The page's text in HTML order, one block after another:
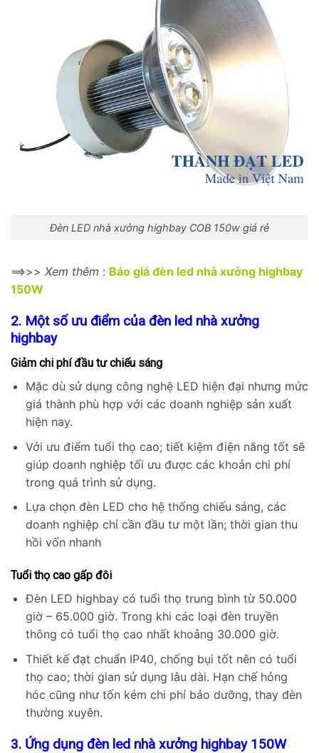
Đèn LED nhà xưởng highbay COB 150w giá rẻ
==>>> Xem thêm : Báo giá đèn led nhà xưởng highbay
150W
2. Một số ưu điểm của đèn led nhà xưởng
highbay
Giảm chi phí đầu tư chiếu sáng
Mặc dù sử dụng công nghệ LED hiện đại nhưng mức
giá thành phù hợp với các doanh nghiệp sản xuất
hiện nay.
Với ưu điểm tuổi thọ cao; tiết kiệm điện năng tốt sẽ
giúp doanh nghiệp tối ưu được các khoản chi phí
trong quá trình sử dụng.
Lựa chọn đèn LED cho hệ thống chiếu sáng, các
doanh nghiệp chỉ cần đầu tư một lần; thời gian thu
hồi vốn nhanh
Tuổi thọ cao gấp đôi
Đèn LED highbay có tuổi thọ trung bình từ 50.000
giờ – 65.000 giờ. Trong khi các loại đèn truyền
thông có tuổi thọ cao nhất khoảng 30.000 giờ.
Thiết kế đạt chuẩn IP40, chống bụi tốt nên có tuổi
thọ cao; thời gian sử dụng lâu dài. Hạn chế hỏng
hóc cũng như tốn kém chi phí bảo dưỡng, thay đèn
thường xuyên.
3. Ứng dụng đèn led nhà xưởng highbay 150W